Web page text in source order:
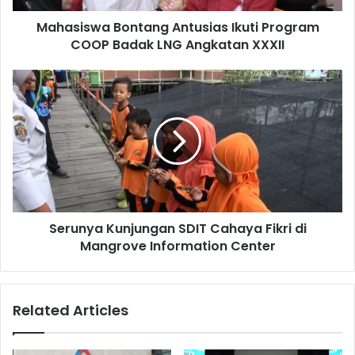
Kepala Sekolah TK Aisyiyah Bustanul Athfal 8, Arkamiah,
ketika diwawancarai mengatakan siswanya sangat senang
dengan kunjungan tersebut, mereka menikmati melihat
Badak LNG.
Angkatan
Mahasiswa Bontang Antusias Ikuti Program
COOP Badak LNG Angkatan XXXII
Serunya
Kunjungan
SDIT
Cahaya
Fikri
di
Mangrove
Information
Center
Serunya Kunjungan SDIT Cahaya Fikri di
Mangrove Information Center
Related Articles